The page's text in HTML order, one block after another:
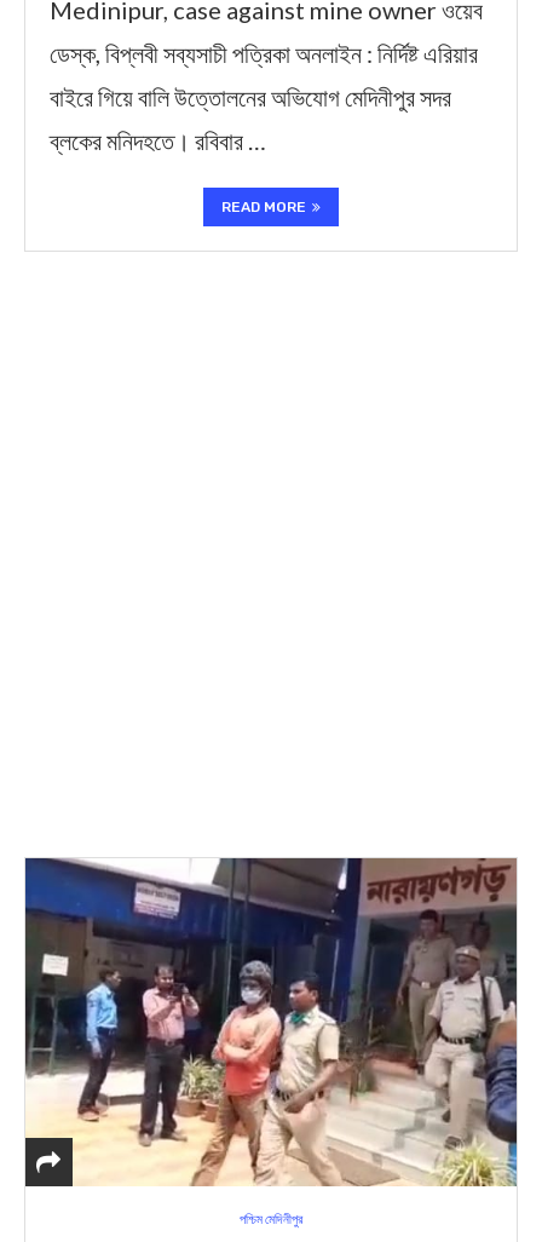
Medinipur, case against mine owner ওয়েব
ডেস্ক, বিপ্লবী সব্যসাচী পত্রিকা অনলাইন : নির্দিষ্ট এরিয়ার
বাইরে গিয়ে বালি উত্তোলনের অভিযোগ মেদিনীপুর সদর
ব্লকের মনিদহতে। রবিবার …
READ MORE
পশ্চিম মেদিনীপুর